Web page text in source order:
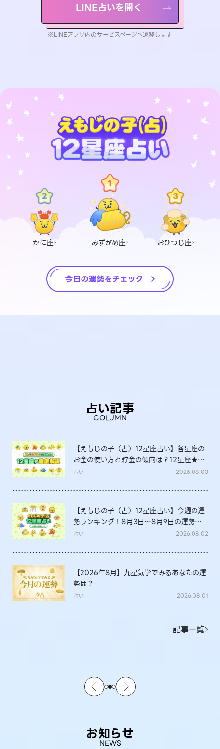
LINE占いを開く
※LINEアプリ内のサービスページへ遷移します
かに座 みずがめ座 おひつじ座
占い記事
COLUMN
【えもじの子（占）12星座占い】各星座の
お金の使い方と貯金の傾向は？12星座★徹
底解説
占い 2026.08.03
【えもじの子（占）12星座占い】今週の運
勢ランキング！8月3日～8月9日の運勢
は？
占い 2026.08.02
【2026年8月】九星気学でみるあなたの運
勢は？
占い 2026.08.01
記事一覧
お知らせ
NEWS